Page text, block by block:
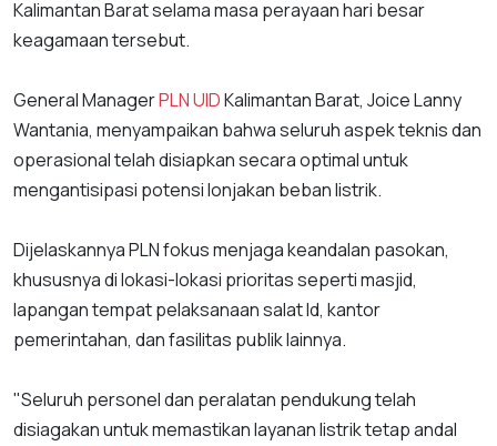
Kalimantan Barat selama masa perayaan hari besar
keagamaan tersebut.
General ManagerPLN UIDKalimantan Barat, Joice Lanny
Wantania, menyampaikan bahwa seluruh aspek teknis dan
operasional telah disiapkan secara optimal untuk
mengantisipasi potensi lonjakan beban listrik.
Dijelaskannya PLN fokus menjaga keandalan pasokan,
khususnya di lokasi-lokasi prioritas seperti masjid,
lapangan tempat pelaksanaan salat Id, kantor
pemerintahan, dan fasilitas publik lainnya.
"Seluruh personel dan peralatan pendukung telah
disiagakan untuk memastikan layanan listrik tetap andal